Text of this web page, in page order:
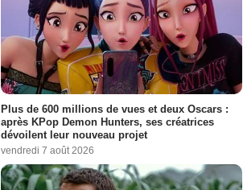
Plus de 600 millions de vues et deux Oscars :
après KPop Demon Hunters, ses créatrices
dévoilent leur nouveau projet
vendredi 7 août 2026